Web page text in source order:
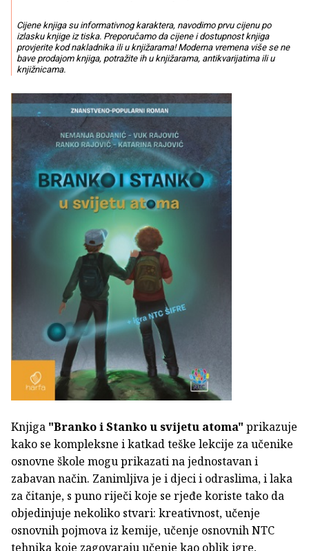
Cijene knjiga su informativnog karaktera, navodimo prvu cijenu po
izlasku knjige iz tiska. Preporučamo da cijene i dostupnost knjiga
provjerite kod nakladnika ili u knjižarama! Moderna vremena više se ne
bave prodajom knjiga, potražite ih u knjižarama, antikvarijatima ili u
knjižnicama.
Knjiga "Branko i Stanko u svijetu atoma" prikazuje
kako se kompleksne i katkad teške lekcije za učenike
osnovne škole mogu prikazati na jednostavan i
zabavan način. Zanimljiva je i djeci i odraslima, i laka
za čitanje, s puno riječi koje se rjeđe koriste tako da
objedinjuje nekoliko stvari: kreativnost, učenje
osnovnih pojmova iz kemije, učenje osnovnih NTC
tehnika koje zagovaraju učenje kao oblik igre,